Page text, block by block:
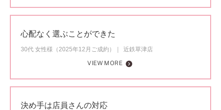
心配なく選ぶことができた
30代 女性様（2025年12月ご成約）
近鉄草津店
VIEW MORE
決め手は店員さんの対応